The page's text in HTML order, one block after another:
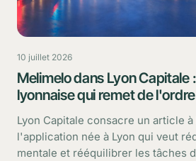
10 juillet 2026
Melimelo dans Lyon Capitale
lyonnaise qui remet de
Lyon Capitale consacre un article
l'application née à Lyon qui veut
mentale et rééquilibrer les tâches